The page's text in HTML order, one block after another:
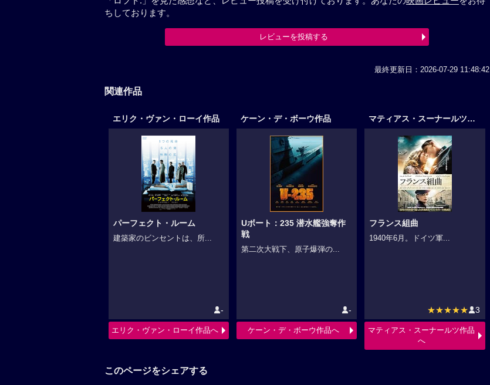
ちしております。
レビューを投稿する
最終更新日：2026-07-29 11:48:42
関連作品
エリク・ヴァン・ローイ作品
パーフェクト・ルーム
建築家のビンセントは、所...
-
エリク・ヴァン・ローイ作品へ
ケーン・デ・ボーウ作品
Uボート：235 潜水艦強奪作
戦
第二次大戦下、原子爆弾の...
-
ケーン・デ・ボーウ作品へ
マティアス・スーナールツ作品
フランス組曲
1940年6月。ドイツ軍...
★★★★★ 3
マティアス・スーナールツ作品
へ
このページをシェアする